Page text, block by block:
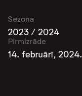
Sezona
2023 / 2024
Pirmizrāde
14. februārī, 2024.